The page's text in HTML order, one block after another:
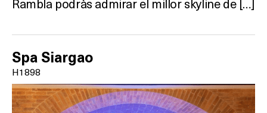
Rambla podràs admirar el millor skyline de […]
Spa Siargao
H1898